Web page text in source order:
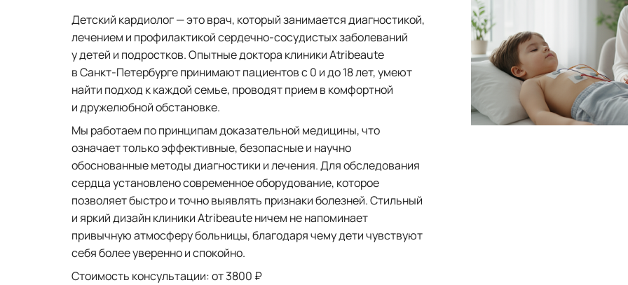
Детский кардиолог — это врач, который занимается диагностикой,
лечением и профилактикой сердечно-сосудистых заболеваний
у детей и подростков. Опытные доктора клиники Atribeaute
в Санкт-Петербурге принимают пациентов с 0 и до 18 лет, умеют
найти подход к каждой семье, проводят прием в комфортной
и дружелюбной обстановке.
Мы работаем по принципам доказательной медицины, что
означает только эффективные, безопасные и научно
обоснованные методы диагностики и лечения. Для обследования
сердца установлено современное оборудование, которое
позволяет быстро и точно выявлять признаки болезней. Стильный
и яркий дизайн клиники Atribeaute ничем не напоминает
привычную атмосферу больницы, благодаря чему дети чувствуют
себя более уверенно и спокойно.
Стоимость консультации: от 3800 ₽